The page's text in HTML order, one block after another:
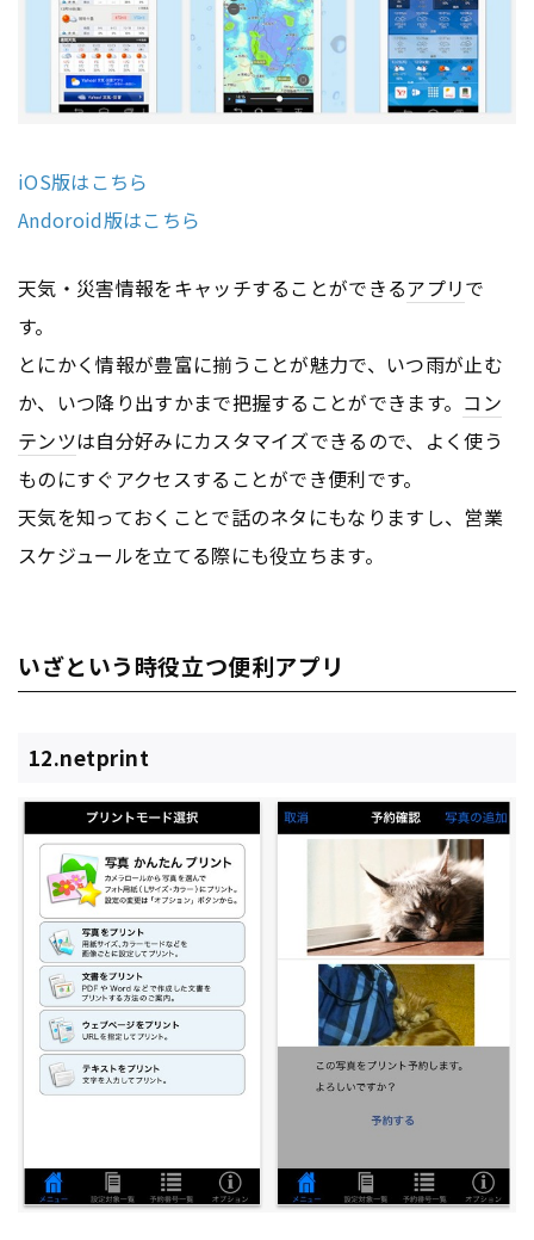
iOS版はこちら
Andoroid版はこちら
天気・災害情報をキャッチすることができるアプリで
す。
とにかく情報が豊富に揃うことが魅力で、いつ雨が止む
か、いつ降り出すかまで把握することができます。 コン
テンツは自分好みにカスタマイズできるので、よく使う
ものにすぐアクセスすることができ便利です。
天気を知っておくことで話のネタにもなりますし、営業
スケジュールを立てる際にも役立ちます。
いざという時役立つ便利アプリ
12.netprint